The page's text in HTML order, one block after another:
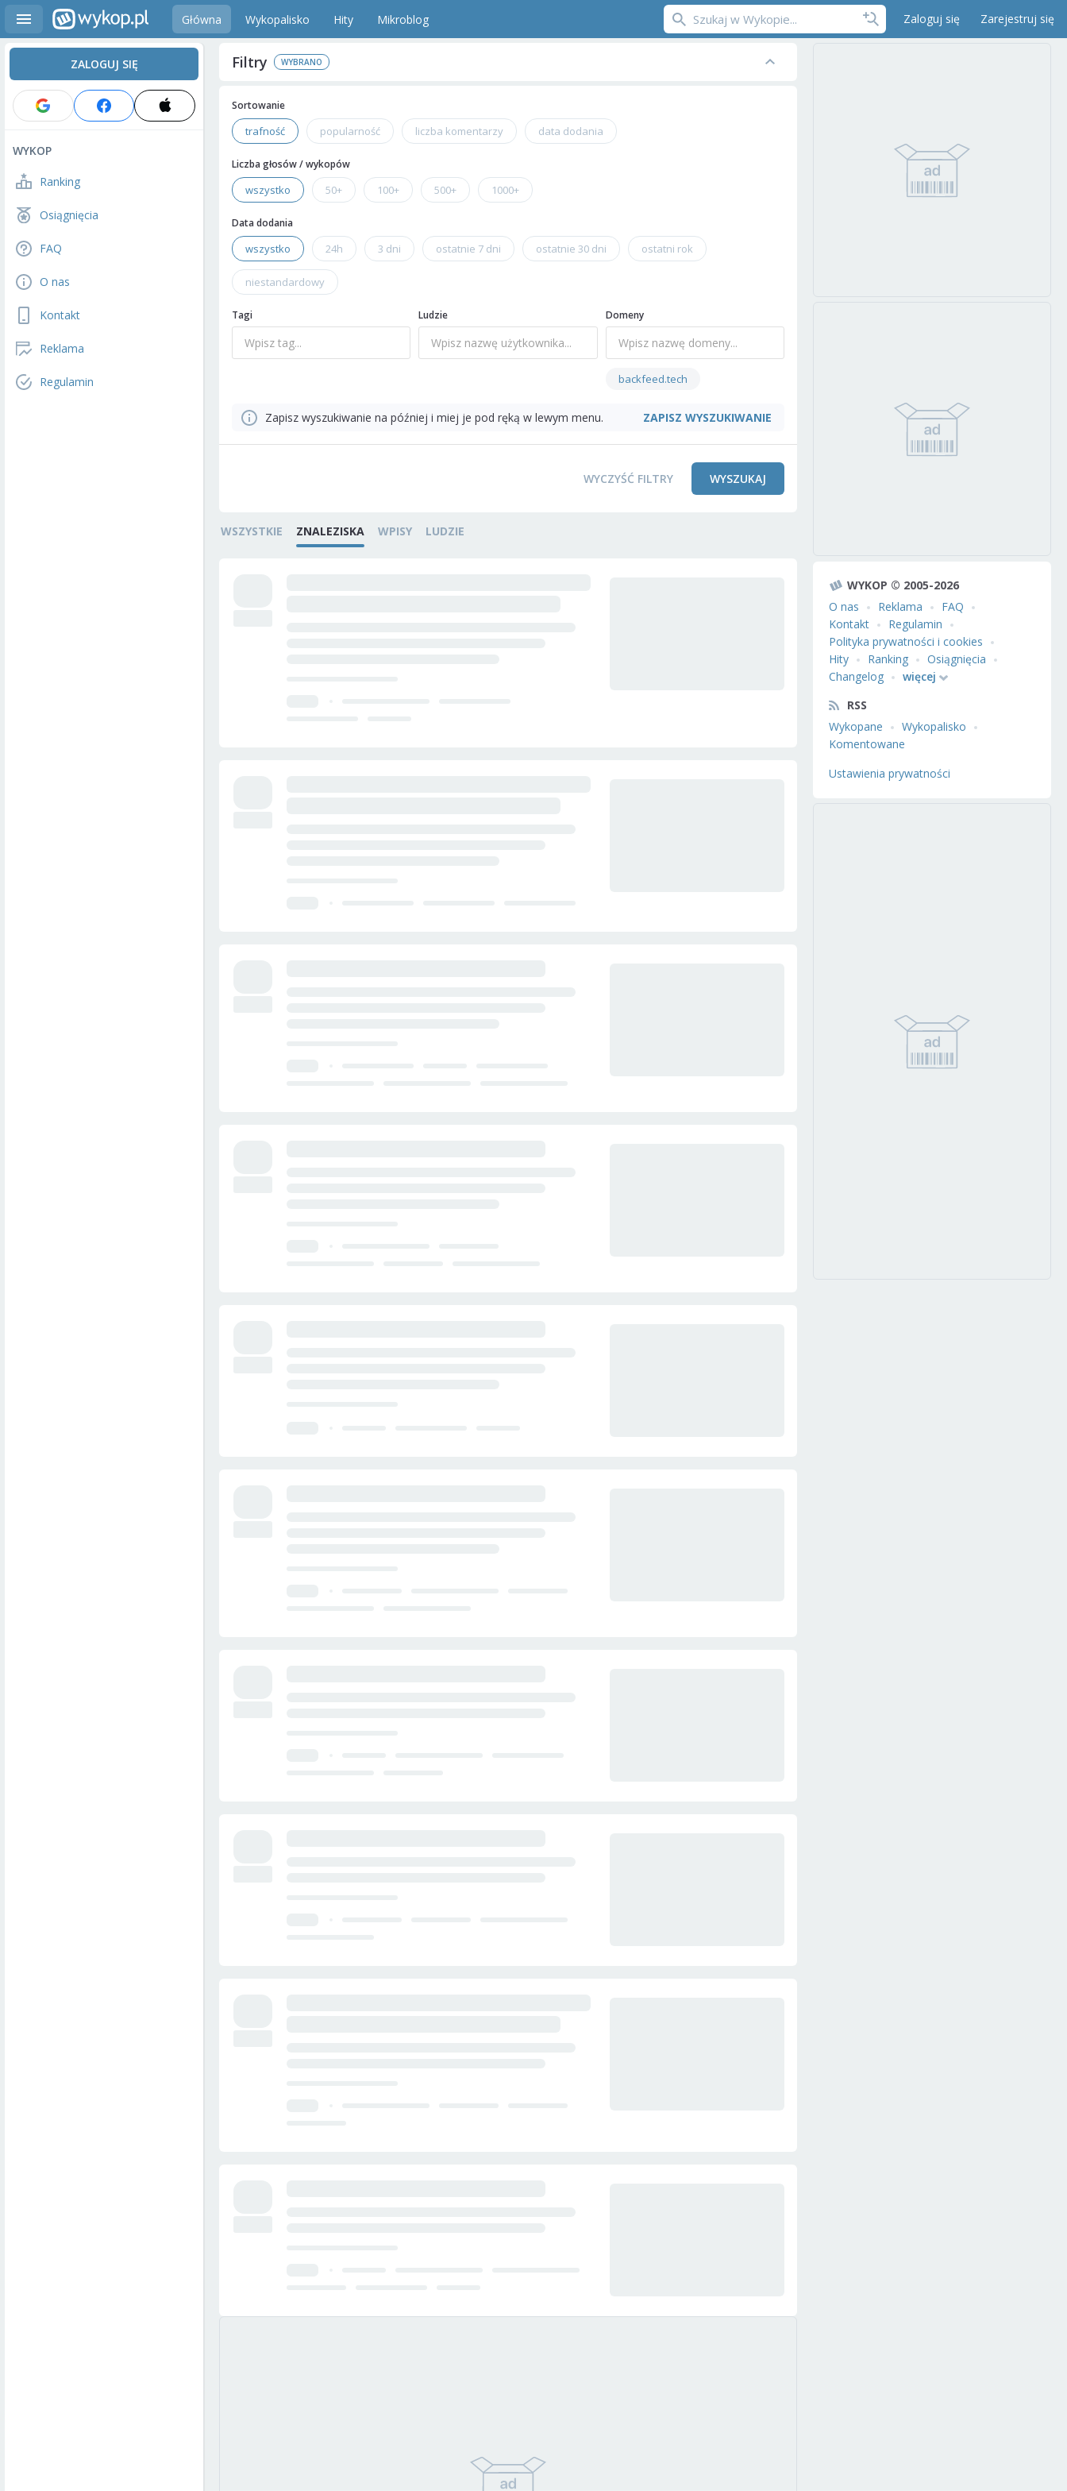
Główna Wykopalisko Hity Mikroblog Zaloguj się Zarejestruj się
ZALOGUJ SIĘ
WYKOP
Ranking
Osiągnięcia
FAQ
O nas
Kontakt
Reklama
Regulamin
Filtry
Sortowanie
trafność popularność liczba komentarzy data dodania
Liczba głosów / wykopów
wszystko 50+ 100+ 500+ 1000+
Data dodania
wszystko 24h 3 dni ostatnie 7 dni ostatnie 30 dni ostatni rok
niestandardowy
Tagi Ludzie Domeny
backfeed.tech
Zapisz wyszukiwanie na później i miej je pod ręką w lewym menu. ZAPISZ WYSZUKIWANIE
WYCZYŚĆ FILTRY WYSZUKAJ
WSZYSTKIE ZNALEZISKA WPISY LUDZIE
WYKOP © 2005-2026
O nas
Reklama
FAQ
Kontakt
Regulamin
Polityka prywatności i cookies
Hity
Ranking
Osiągnięcia
Changelog
więcej
RSS
Wykopane
Wykopalisko
Komentowane
Ustawienia prywatności